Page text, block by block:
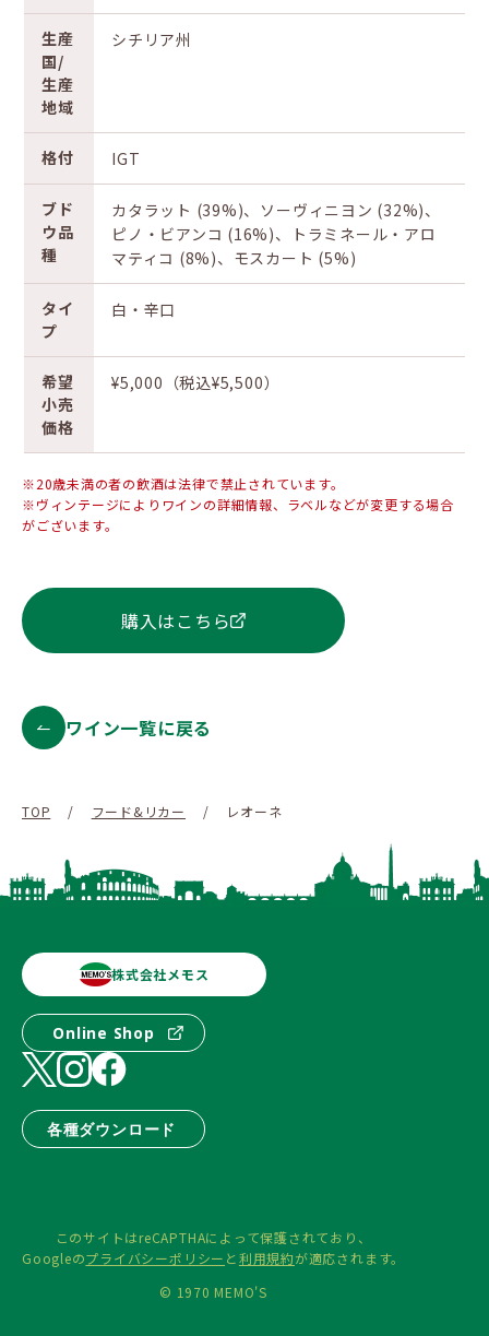
生産
国/
生産
地域
シチリア州
格付 IGT
ブド
ウ品
種
カタラット (39%)、ソーヴィニヨン (32%)、
ピノ・ビアンコ (16%)、トラミネール・アロ
マティコ (8%)、モスカート (5%)
タイ
プ
白・辛口
希望
小売
価格
¥5,000（税込¥5,500）
※20歳未満の者の飲酒は法律で禁止されています。
※ヴィンテージによりワインの詳細情報、ラベルなどが変更する場合
がございます。
購入はこちら
ワイン一覧に戻る
TOP / フード&リカー / レオーネ
株式会社メモス
Online Shop
各種ダウンロード
このサイトはreCAPTHAによって保護されており、
Googleのプライバシーポリシー と利用規約が適応されます。
© 1970 MEMO'S